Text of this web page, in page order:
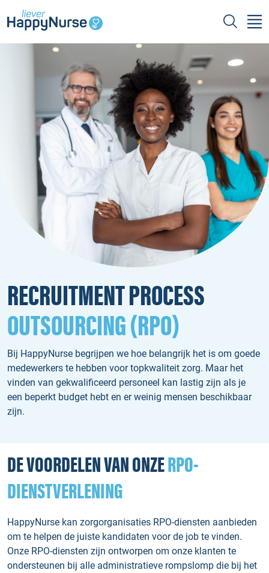
RECRUITMENT PROCESS
OUTSOURCING (RPO)
Bij HappyNurse begrijpen we hoe belangrijk het is om goede
medewerkers te hebben voor topkwaliteit zorg. Maar het
vinden van gekwalificeerd personeel kan lastig zijn als je
een beperkt budget hebt en er weinig mensen beschikbaar
zijn.
DE VOORDELEN VAN ONZERPO-
DIENSTVERLENING
HappyNurse kan zorgorganisaties RPO-diensten aanbieden
om te helpen de juiste kandidaten voor de job te vinden.
Onze RPO-diensten zijn ontworpen om onze klanten te
ondersteunen bij alle administratieve rompslomp die bij het